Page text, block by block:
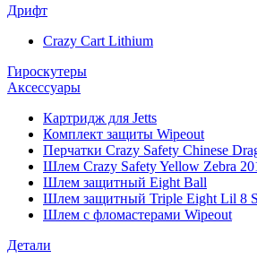
Дрифт
Crazy Cart Lithium
Гироскутеры
Аксессуары
Картридж для Jetts
Комплект защиты Wipeout
Перчатки Crazy Safety Chinese
Шлем Crazy Safety Yellow Zebra
Шлем защитный Eight Ball
Шлем защитный Triple Eight Lil 8
Шлем с фломастерами Wipeout
Детали